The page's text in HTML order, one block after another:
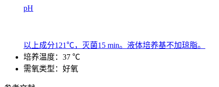
pH
以上成分121℃，灭菌15 min。液体培养基不加琼脂。
培养温度：37 ℃
需氧类型：好氧